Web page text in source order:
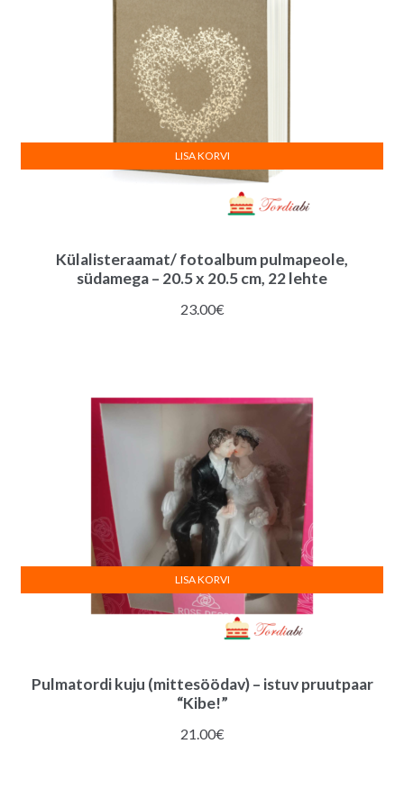
Külalisteraamat/ fotoalbum pulmapeole,
südamega – 20.5 x 20.5 cm, 22 lehte
23.00€
LISA KORVI
Pulmatordi kuju (mittesöödav) – istuv pruutpaar
“Kibe!”
21.00€
LISA KORVI